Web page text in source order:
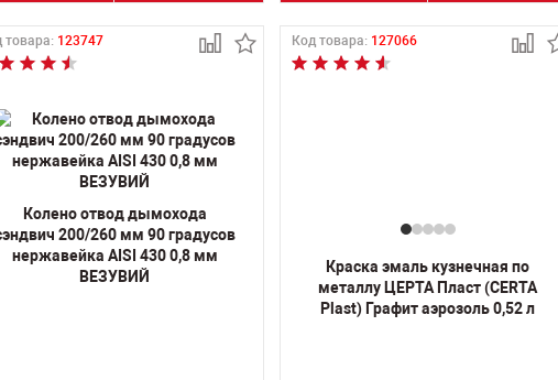
товара: 123747
Колено отвод дымохода
200/260 мм 90 градусов
нержавейка AISI 430 0,8 мм
ВЕЗУВИЙ
Код товара: 127066
Краска эмаль кузнечная по
металлу ЦЕРТА Пласт (CERTA
Plast) Графит аэрозоль 0,52 л